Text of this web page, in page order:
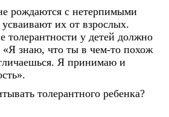
рождаются с нетерпимыми
их от взрослых.
толерантности у детей должно
«Я знаю, что ты в чем-то похож
Я принимаю и